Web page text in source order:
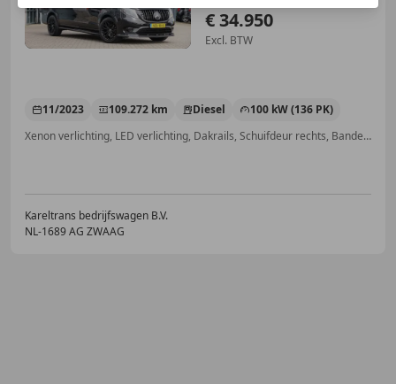
€ 34.950
Excl. BTW
11/2023 109.272 km Diesel
100 kW (136 PK)
Xenon verlichting, LED verlichting, Dakrails, Schuifdeur rechts, Bandenspanningscontrole, Trekhaak, Airconditioning, Met onderhoudshistorie
Kareltrans bedrijfswagen B.V.
NL-1689 AG ZWAAG